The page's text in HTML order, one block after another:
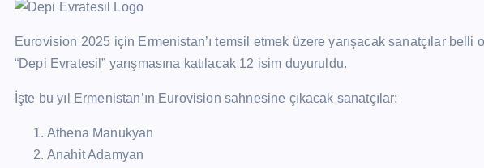
Eurovision 2025 için Ermenistan’ı temsil etmek üzere yarışacak sanatçılar
“Depi Evratesil” yarışmasına katılacak 12 isim duyuruldu.
İşte bu yıl Ermenistan’ın Eurovision sahnesine çıkacak sanatçılar:
Athena Manukyan
Anahit Adamyan